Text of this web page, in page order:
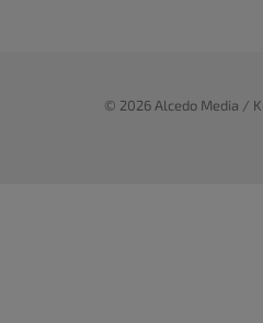
© 2026 Alcedo Media /